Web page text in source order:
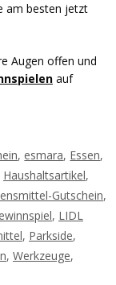
am besten jetzt
Augen offen und
auf
, esmara, Essen,
Haushaltsartikel,
Gutschein,
, LIDL
, Parkside,
, Werkzeuge,